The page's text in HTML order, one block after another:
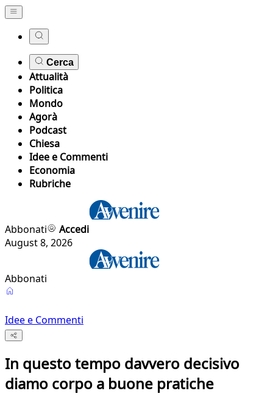
Cerca
Attualità
Politica
Mondo
Agorà
Podcast
Chiesa
Idee e Commenti
Economia
Rubriche
Abbonati
Accedi
August 8, 2026
Abbonati
Idee e Commenti
In questo tempo davvero decisivo
diamo corpo a buone pratiche